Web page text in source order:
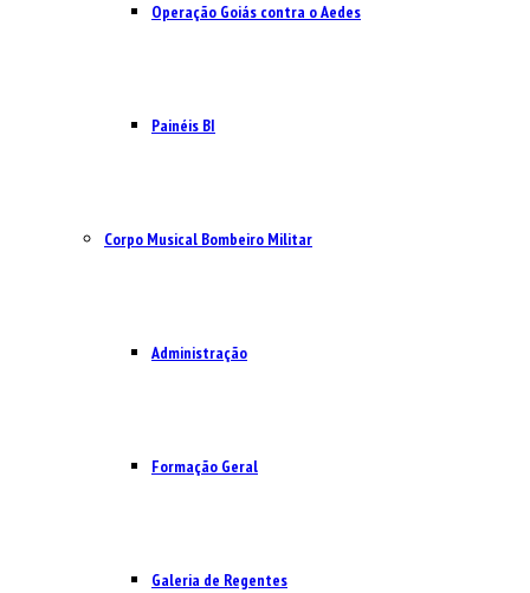
Operação Goiás contra o Aedes
Painéis BI
Corpo Musical Bombeiro Militar
Administração
Formação Geral
Galeria de Regentes